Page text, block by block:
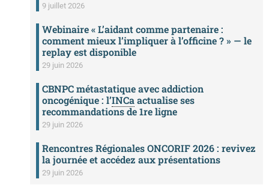
9 juillet 2026
Webinaire « L’aidant comme partenaire :
comment mieux l’impliquer à l’officine ? » — le
replay est disponible
29 juin 2026
CBNPC métastatique avec addiction
oncogénique : l’INCaactualise ses
recommandations de 1re ligne
29 juin 2026
Rencontres Régionales ONCORIF 2026 : revivez
la journée et accédez aux présentations
29 juin 2026